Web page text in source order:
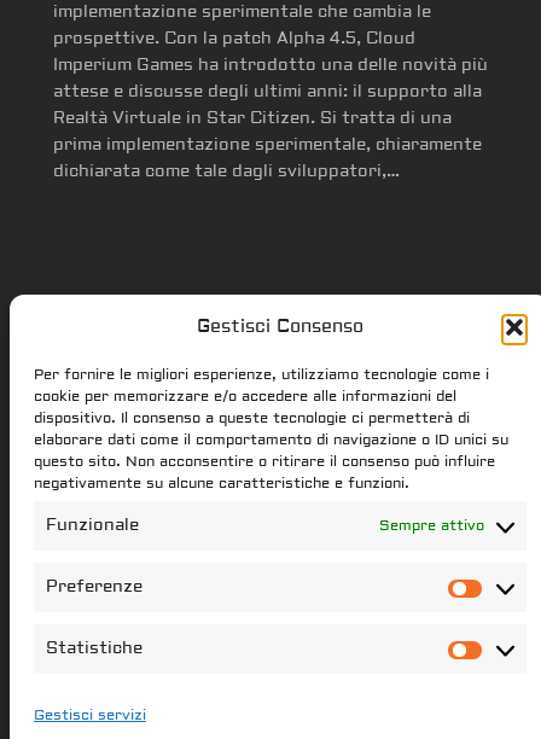
Gestisci Consenso
Per fornire le migliori esperienze, utilizziamo tecnologie come i
cookie per memorizzare e/o accedere alle informazioni del
dispositivo. Il consenso a queste tecnologie ci permetterà di
elaborare dati come il comportamento di navigazione o ID unici su
questo sito. Non acconsentire o ritirare il consenso può influire
negativamente su alcune caratteristiche e funzioni.
Funzionale Sempre attivo
Preferenze
Statistiche
Gestisci servizi
implementazione sperimentale che cambia le
prospettive. Con la patch Alpha 4.5, Cloud
Imperium Games ha introdotto una delle novità più
attese e discusse degli ultimi anni: il supporto alla
Realtà Virtuale in Star Citizen. Si tratta di una
prima implementazione sperimentale, chiaramente
dichiarata come tale dagli sviluppatori,…
Star Citizen.it
star-citizen.it is a Star Citizen fan
website. Star Citizen and Squadron42
trademarks are the properties of the
content of this website that have not